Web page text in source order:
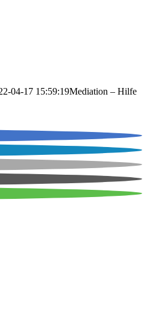
04-17 15:59:19Mediation – Hilfe